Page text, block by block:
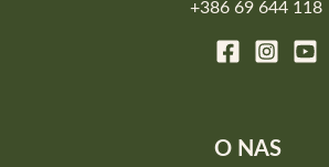
+386 69 644 118
O NAS